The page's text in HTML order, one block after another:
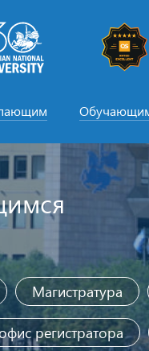
Магистратура
регистратора